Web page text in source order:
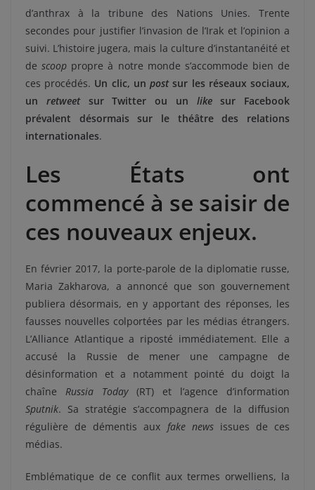
d’anthrax à la tribune des Nations Unies. Trente
secondes pour justifier l’invasion de l’Irak et l’opinion a
suivi. L’histoire jugera, mais la culture d’instantanéité et
descoop propre à notre monde s’accommode bien de
ces procédés. Un clic, unpostsur les réseaux sociaux,
un retweet sur Twitter ou un likesur Facebook
prévalent désormais sur le théâtre des relations
internationales.
Les États ont
commencé à se saisir de
ces nouveaux enjeux.
En février 2017, la porte-parole de la diplomatie russe,
Maria Zakharova, a annoncé que son gouvernement
publiera désormais, en y apportant des réponses, les
fausses nouvelles colportées par les médias étrangers.
L’Alliance Atlantique a riposté immédiatement. Elle a
accusé la Russie de mener une campagne de
désinformation et a notamment pointé du doigt la
chaîne Russia Today(RT) et l’agence d’information
Sputnik. Sa stratégie s’accompagnera de la diffusion
régulière de démentis aux fake newsissues de ces
médias.
Emblématique de ce conflit aux termes orwelliens, la